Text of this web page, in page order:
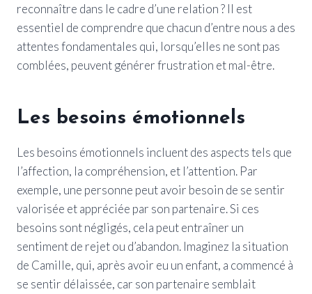
reconnaître dans le cadre d’une relation ? Il est
essentiel de comprendre que chacun d’entre nous a des
attentes fondamentales qui, lorsqu’elles ne sont pas
comblées, peuvent générer frustration et mal-être.
Les besoins émotionnels
Les besoins émotionnels incluent des aspects tels que
l’affection, la compréhension, et l’attention. Par
exemple, une personne peut avoir besoin de se sentir
valorisée et appréciée par son partenaire. Si ces
besoins sont négligés, cela peut entraîner un
sentiment de rejet ou d’abandon. Imaginez la situation
de Camille, qui, après avoir eu un enfant, a commencé à
se sentir délaissée, car son partenaire semblait